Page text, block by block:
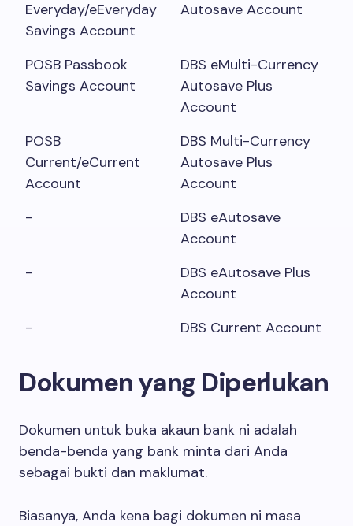
Everyday/eEveryday
Savings Account
Autosave Account
POSB Passbook
Savings Account
DBS eMulti-Currency
Autosave Plus
Account
POSB
Current/eCurrent
Account
DBS Multi-Currency
Autosave Plus
Account
-
DBS eAutosave
Account
-
DBS eAutosave Plus
Account
-
DBS Current Account
Dokumen yang Diperlukan
Dokumen untuk buka akaun bank ni adalah
benda-benda yang bank minta dari Anda
sebagai bukti dan maklumat.
Biasanya, Anda kena bagi dokumen ni masa